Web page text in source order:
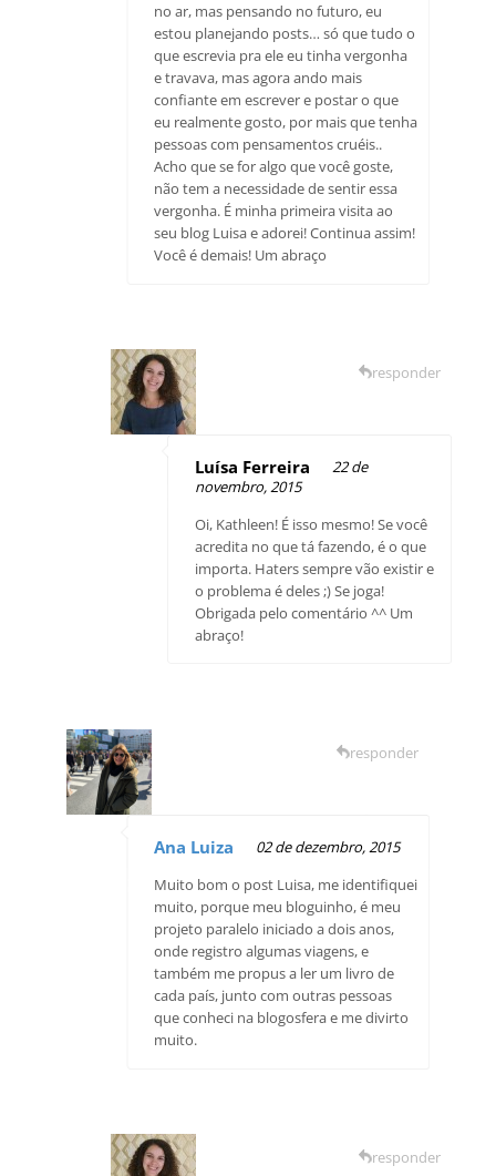
no ar, mas pensando no futuro, eu
estou planejando posts… só que tudo o
que escrevia pra ele eu tinha vergonha
e travava, mas agora ando mais
confiante em escrever e postar o que
eu realmente gosto, por mais que tenha
pessoas com pensamentos cruéis..
Acho que se for algo que você goste,
não tem a necessidade de sentir essa
vergonha. É minha primeira visita ao
seu blog Luisa e adorei! Continua assim!
Você é demais! Um abraço
Luísa Ferreira
22 de
novembro, 2015
Oi, Kathleen! É isso mesmo! Se você
acredita no que tá fazendo, é o que
importa. Haters sempre vão existir e
o problema é deles ;) Se joga!
Obrigada pelo comentário ^^ Um
abraço!
responder
Ana Luiza
02 de dezembro, 2015
Muito bom o post Luisa, me identifiquei
muito, porque meu bloguinho, é meu
projeto paralelo iniciado a dois anos,
onde registro algumas viagens, e
também me propus a ler um livro de
cada país, junto com outras pessoas
que conheci na blogosfera e me divirto
muito.
responder
responder